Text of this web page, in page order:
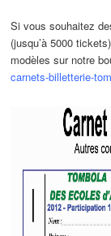
Si vous souhaitez
(jusqu’à 5000
modèles sur notre
carnets-billetterie-